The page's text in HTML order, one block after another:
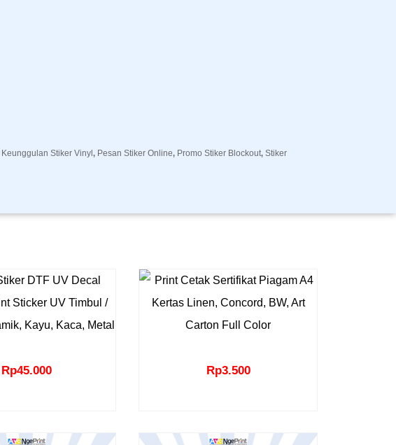
Keunggulan Stiker Vinyl, Pesan Stiker Online, Promo Stiker Blockout, Stiker
Rp45.000 Rp3.500